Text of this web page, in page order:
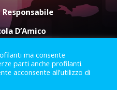
D’Amico
Privacy Policy
Legali
ma consente
parti anche profilanti.
acconsente all'utilizzo di